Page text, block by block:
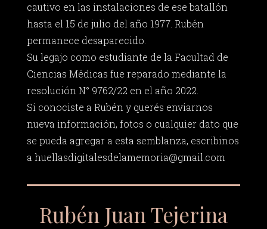
cautivo en las instalaciones de ese batallón
hasta el 15 de julio del año 1977. Rubén
permanece desaparecido.
Su legajo como estudiante de la Facultad de
Ciencias Médicas fue reparado mediante la
resolución N° 9762/22 en el año 2022.
Si conociste a Rubén y querés enviarnos
nueva información, fotos o cualquier dato que
se pueda agregar a esta semblanza, escribinos
a huellasdigitalesdelamemoria@gmail.com
Rubén Juan Tejerina